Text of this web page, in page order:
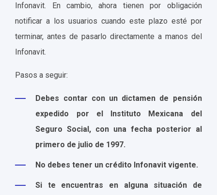
Infonavit. En cambio, ahora tienen por obligación
notificar a los usuarios cuando este plazo esté por
terminar, antes de pasarlo directamente a manos del
Infonavit.
Pasos a seguir:
Debes contar con un dictamen de pensión
expedido por el Instituto Mexicana del
Seguro Social, con una fecha posterior al
primero de julio de 1997.
No debes tener un crédito Infonavit vigente.
Si te encuentras en alguna situación de